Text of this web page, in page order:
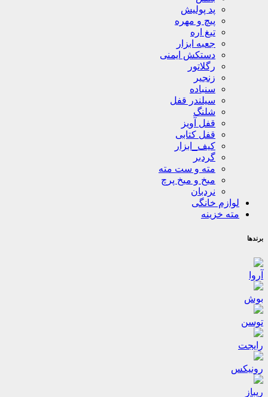
پد پولیش
پیچ و مهره
تیغ اره
جعبه ابزار
دستکش ایمنی
رگلاتور
زنجیر
سنباده
سیلندر قفل
شلنگ
قفل آویز
قفل کتابی
کیف_ابزار
گردبر
مته و ست مته
میخ و میخ پرچ
نردبان
لوازم خانگی
مته خزینه
برندها
آروا
بوش
توسن
رایجت
رونیکس
ریباز